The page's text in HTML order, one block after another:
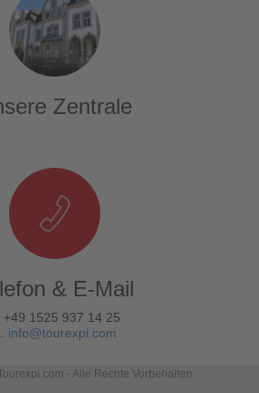
Zentrale
& E-Mail
+49 1525 937 14 25
info@tourexpi.com
- Alle Rechte Vorbehalten